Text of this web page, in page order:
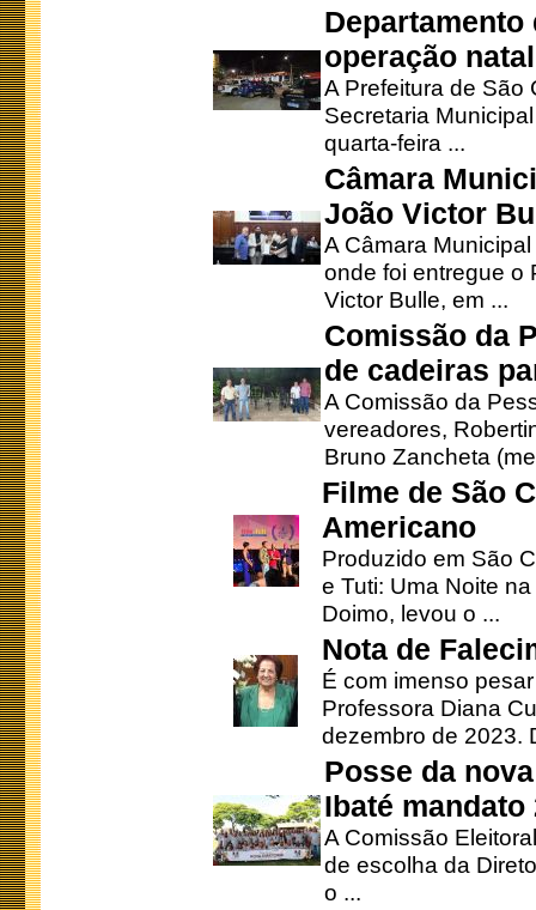
operação
A Prefeitura de São
Secretaria
quarta-feira ...
Câmara
João Victor
A Câmara
onde foi entregue o
Victor Bulle, em ...
Comissão da
de cadeiras
A Comissão da
vereadores,
Bruno Zancheta
Filme de São
Americano
Produzido em São
e Tuti: Uma Noite
Doimo, levou o ...
Nota de
É com imenso
Professora Diana
dezembro de 2023.
Posse da
Ibaté mandato
A Comissão
de escolha da
o ...